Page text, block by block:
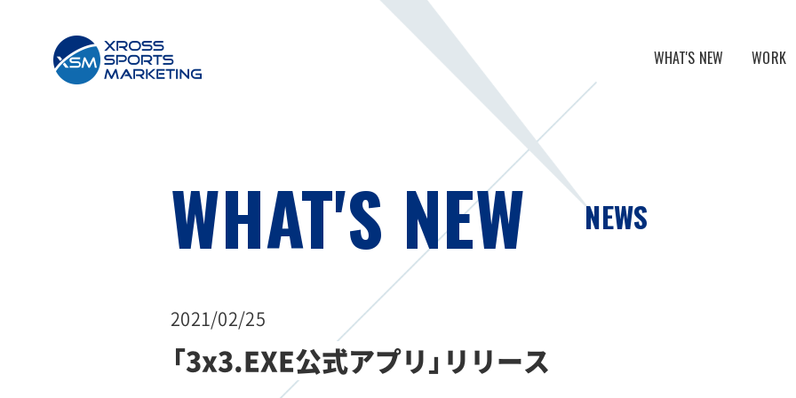
WHAT'S NEW WORK
WHAT'S NEW NEWS
2021/02/25
「3x3.EXE公式アプリ」リリース